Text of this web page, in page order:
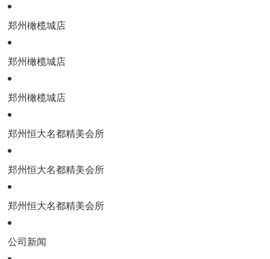
郑州橄榄城店
郑州橄榄城店
郑州橄榄城店
郑州恒大名都精美会所
郑州恒大名都精美会所
郑州恒大名都精美会所
公司新闻